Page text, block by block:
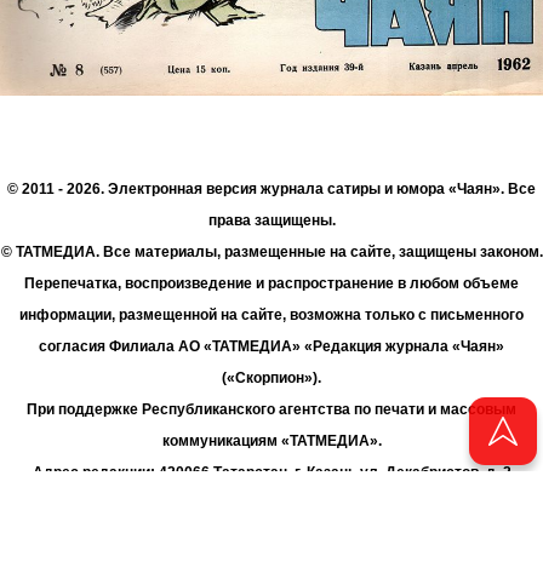
© 2011 - 2026. Электронная версия журнала сатиры и юмора «Чаян». Все
права защищены.
© ТАТМЕДИА. Все материалы, размещенные на сайте, защищены законом.
Перепечатка, воспроизведение и распространение в любом объеме
информации, размещенной на сайте, возможна только с письменного
согласия Филиала АО «ТАТМЕДИА» «Редакция журнала «Чаян»
(«Скорпион»).
При поддержке Республиканского агентства по печати и массовым
коммуникациям «ТАТМЕДИА».
Адрес редакции: 420066 Татарстан, г. Казань ул. Декабристов, д. 2